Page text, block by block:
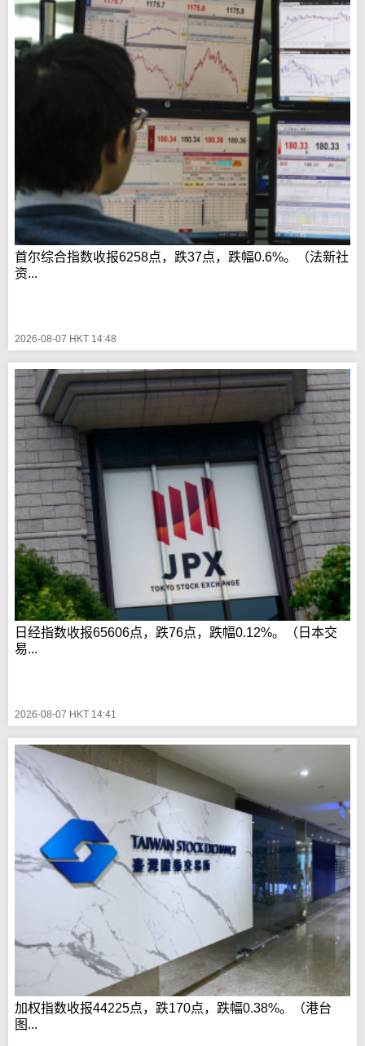
首尔综合指数收报6258点，跌37点，跌幅0.6%。（法新社
资...
2026-08-07 HKT 14:48
日经指数收报65606点，跌76点，跌幅0.12%。（日本交
易...
2026-08-07 HKT 14:41
加权指数收报44225点，跌170点，跌幅0.38%。（港台
图...